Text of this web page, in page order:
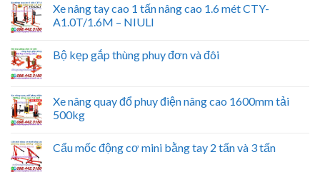
Xe nâng tay cao 1 tấn nâng cao 1.6 mét CTY-
A1.0T/1.6M – NIULI
Bộ kẹp gắp thùng phuy đơn và đôi
Xe nâng quay đổ phuy điện nâng cao 1600mm tải
500kg
Cẩu mốc động cơ mini bằng tay 2 tấn và 3 tấn